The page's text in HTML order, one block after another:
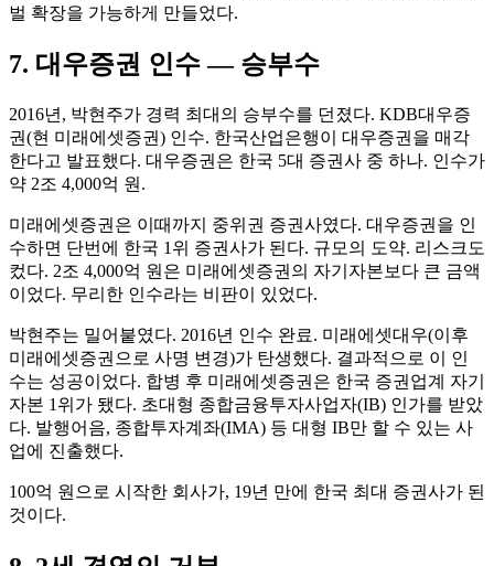
벌 확장을 가능하게 만들었다.
7. 대우증권 인수 — 승부수
2016년, 박현주가 경력 최대의 승부수를 던졌다. KDB대우증
권(현 미래에셋증권) 인수. 한국산업은행이 대우증권을 매각
한다고 발표했다. 대우증권은 한국 5대 증권사 중 하나. 인수가
약 2조 4,000억 원.
미래에셋증권은 이때까지 중위권 증권사였다. 대우증권을 인
수하면 단번에 한국 1위 증권사가 된다. 규모의 도약. 리스크도
컸다. 2조 4,000억 원은 미래에셋증권의 자기자본보다 큰 금액
이었다. 무리한 인수라는 비판이 있었다.
박현주는 밀어붙였다. 2016년 인수 완료. 미래에셋대우(이후
미래에셋증권으로 사명 변경)가 탄생했다. 결과적으로 이 인
수는 성공이었다. 합병 후 미래에셋증권은 한국 증권업계 자기
자본 1위가 됐다. 초대형 종합금융투자사업자(IB) 인가를 받았
다. 발행어음, 종합투자계좌(IMA) 등 대형 IB만 할 수 있는 사
업에 진출했다.
100억 원으로 시작한 회사가, 19년 만에 한국 최대 증권사가 된
것이다.